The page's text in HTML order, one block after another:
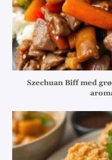
Szechuan Biff med